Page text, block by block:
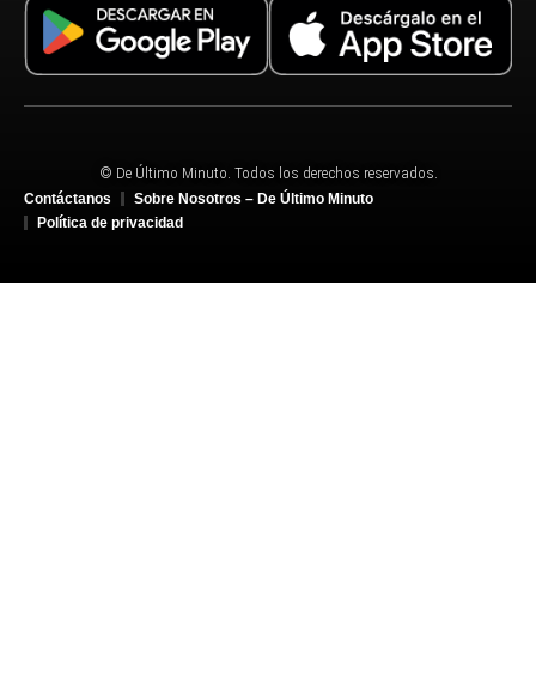
© De Último Minuto. Todos los derechos reservados.
Contáctanos
Sobre Nosotros – De Último Minuto
Política de privacidad